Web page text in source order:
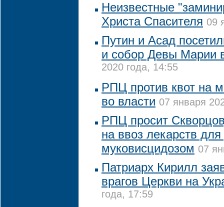
Неизвестные
Христа Спасителя 09
Путин и Асад
и собор Девы Марии
2020 года, 14:55
РПЦ против квот на
во власти 07 января
РПЦ просит
на ввоз лекарств для
муковисцидозом 07
Патриарх Кирилл
врагов Церкви на
года, 17:59